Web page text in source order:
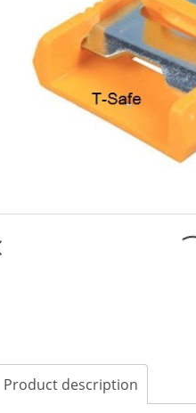
Product description